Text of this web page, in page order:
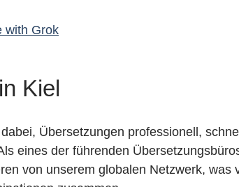
with Grok
Kiel
Übersetzungen professionell,
eines der führenden
von unserem globalen Netzwerk,